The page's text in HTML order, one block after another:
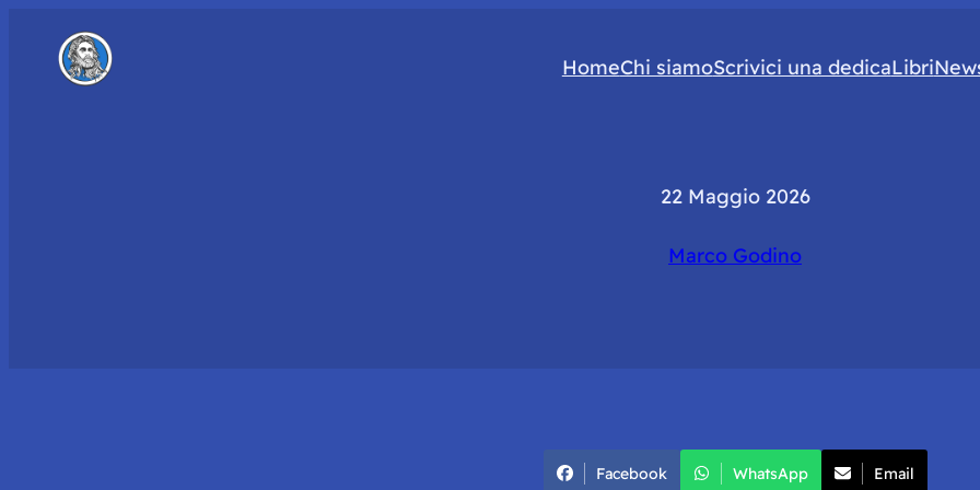
HomeChi siamoScrivici una dedicaLibri
22 Maggio 2026
Marco Godino
Facebook WhatsApp Email